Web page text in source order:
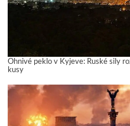
Ohnivé peklo v Kyjeve: Ruské sily
kusy